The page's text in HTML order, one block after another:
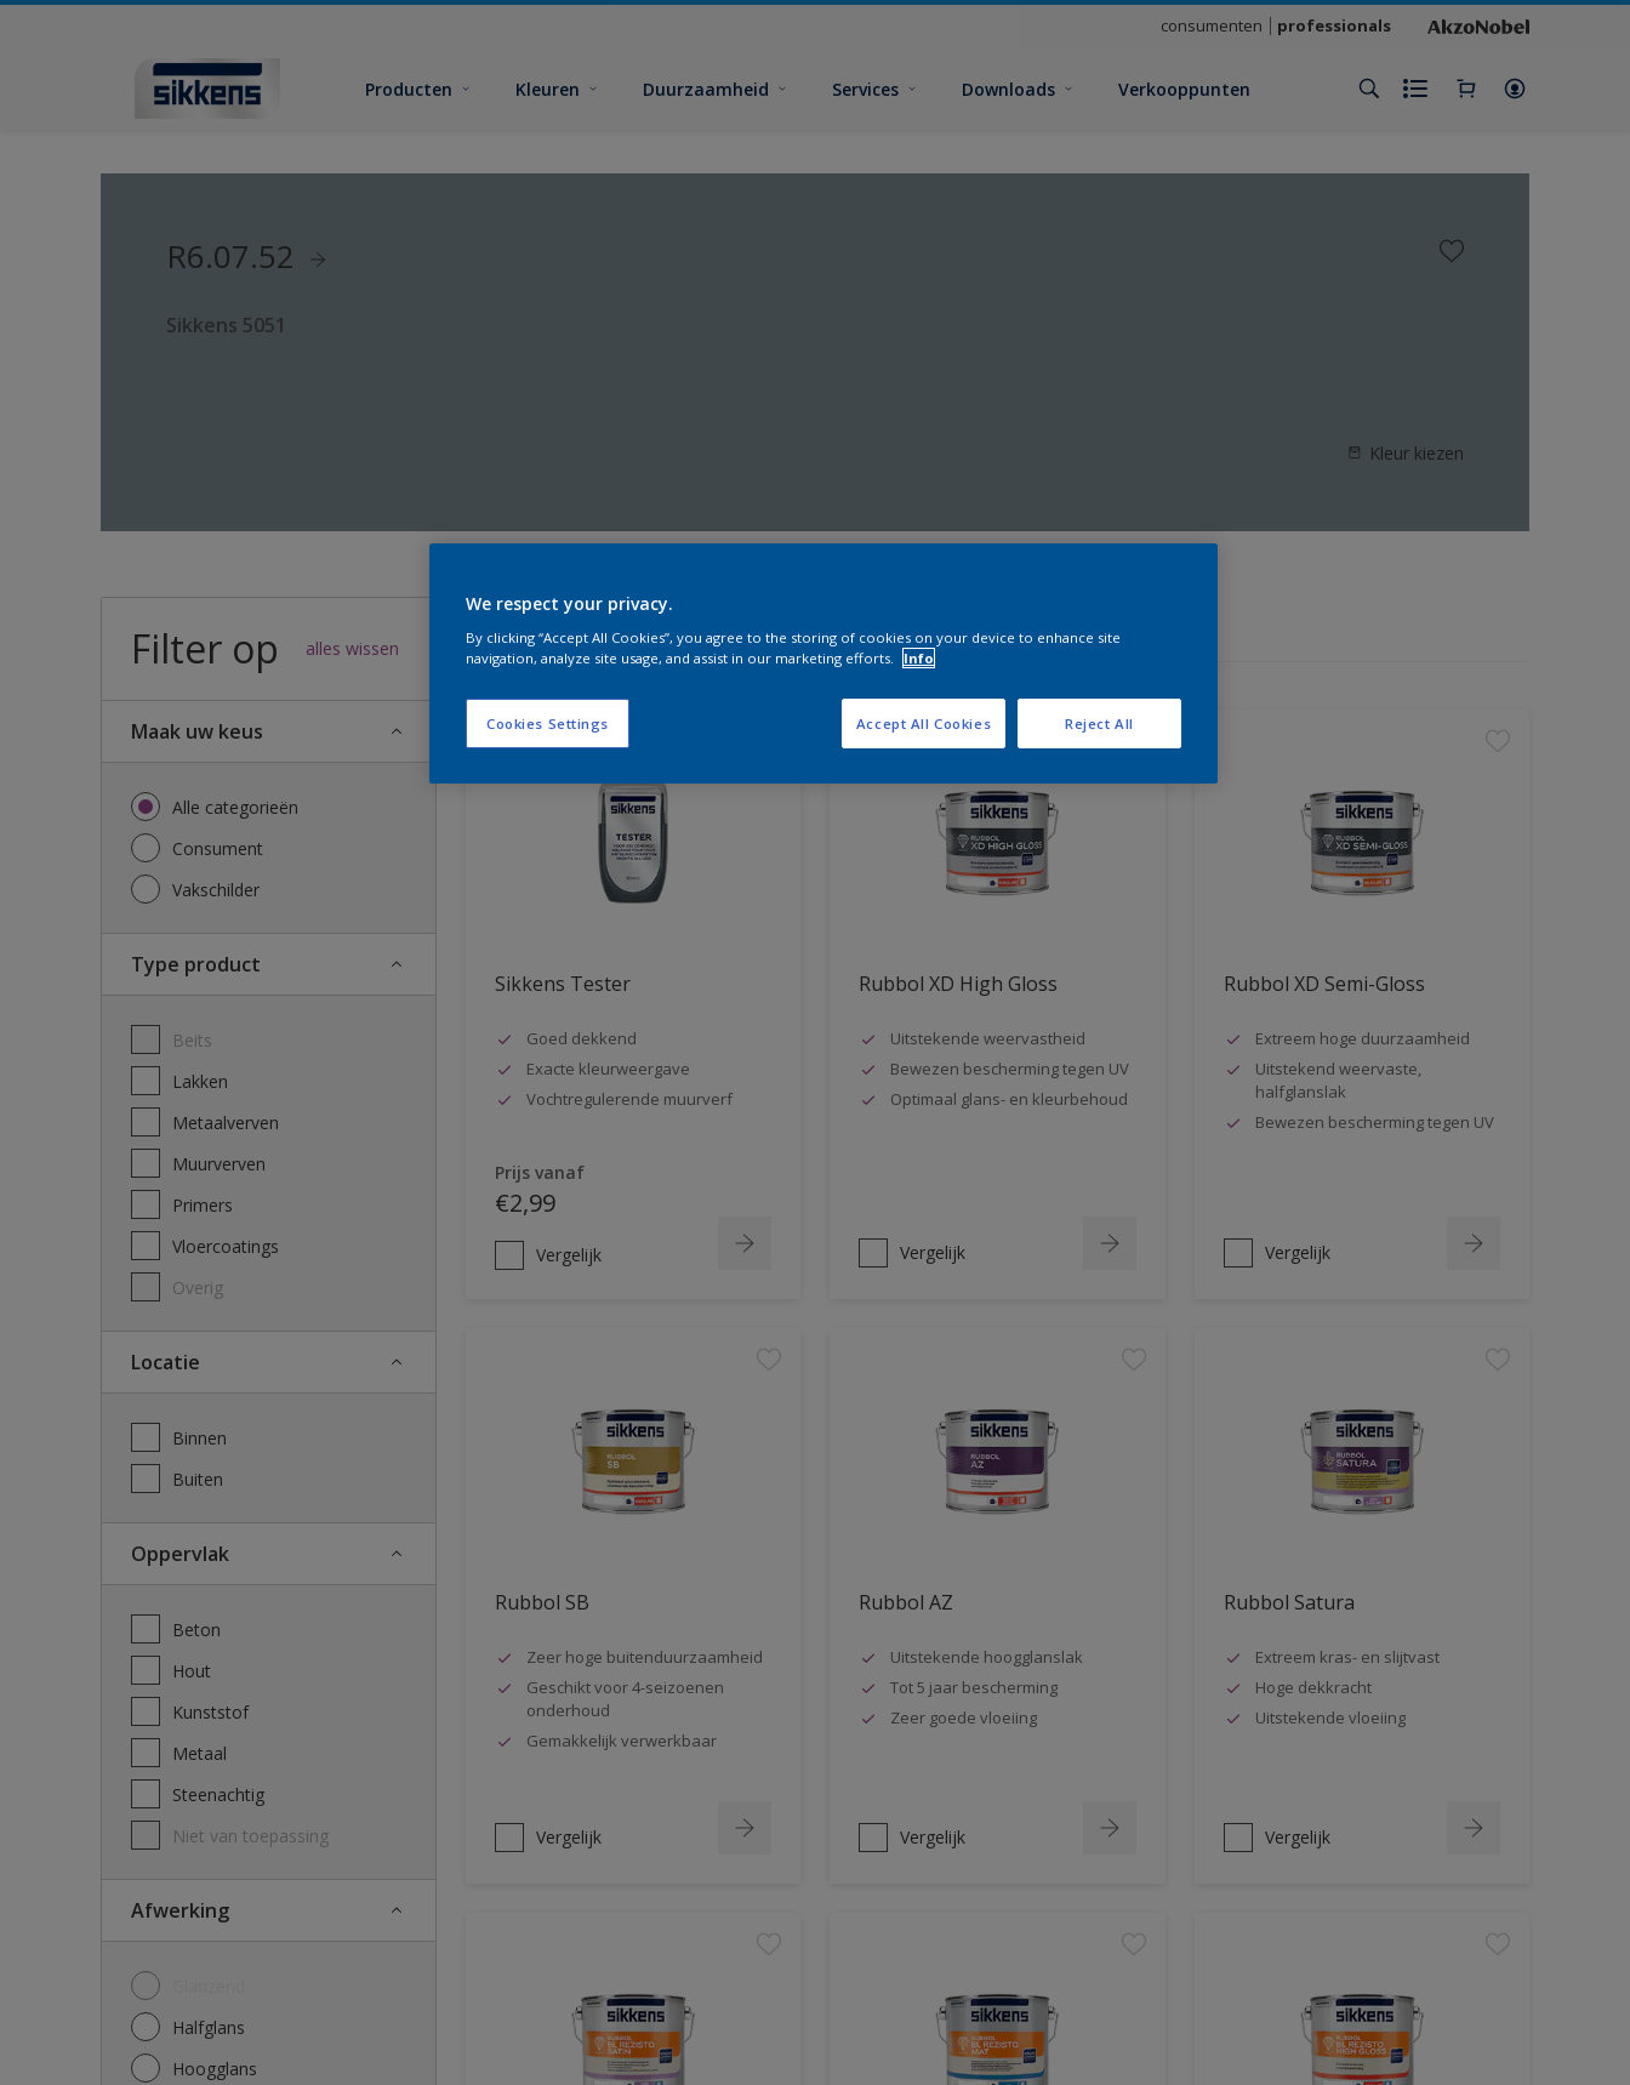
consumenten professionals
Producten Kleuren Duurzaamheid Services Downloads Verkooppunten
R6.07.52
Sikkens 5051
Kleur kiezen
Filter op alles wissen
Maak uw keus
Alle categorieën
Consument
Vakschilder
Type product
Beits
Lakken
Metaalverven
Muurverven
Primers
Vloercoatings
Overig
Locatie
Binnen
Buiten
Oppervlak
Beton
Hout
Kunststof
Metaal
Steenachtig
Niet van toepassing
Afwerking
Halfglans
Hoogglans
57resultaten voor jou
Sikkens Tester
Goed dekkend
Exacte kleurweergave
Vochtregulerende muurverf
Prijs vanaf
€2,99
Vergelijk
Rubbol XD High Gloss
Uitstekende weervastheid
Bewezen bescherming tegen UV
Optimaal glans- en kleurbehoud
Vergelijk
Rubbol XD Semi-Gloss
Extreem hoge duurzaamheid
Uitstekend weervaste,
halfglanslak
Bewezen bescherming tegen UV
Vergelijk
Rubbol SB
Zeer hoge buitenduurzaamheid
Geschikt voor 4-seizoenen
onderhoud
Gemakkelijk verwerkbaar
Vergelijk
Rubbol AZ
Uitstekende hoogglanslak
Tot 5 jaar bescherming
Zeer goede vloeiing
Vergelijk
Rubbol Satura
Extreem kras- en slijtvast
Hoge dekkracht
Uitstekende vloeiing
Vergelijk
We respect your privacy.
By clicking “Accept All Cookies”, you agree to the storing of cookies on your device to enhance site
navigation, analyze site usage, and assist in our marketing efforts.
Info
Cookies Settings Reject All
Accept All Cookies